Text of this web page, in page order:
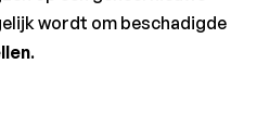
wordt om beschadigde
.